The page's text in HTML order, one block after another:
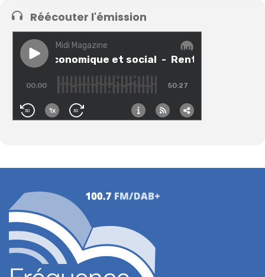
Réécouter l'émission